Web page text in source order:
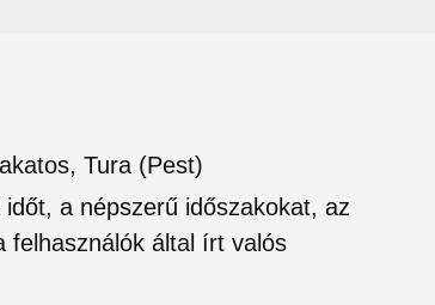
Tura (Pest)
a népszerű időszakokat, az
felhasználók által írt valós